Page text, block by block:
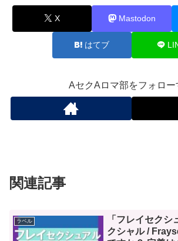
X Mastodon
はてブ
AセクAロマ部をフォロー
関連記事
ラベル
「フレイセク
クシャル /